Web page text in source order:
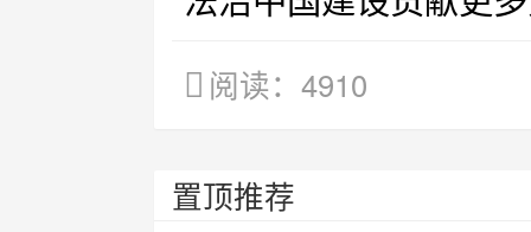
阅读：4910
置顶推荐